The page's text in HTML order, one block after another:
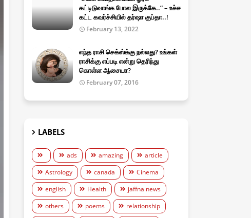
கட்டிடுவாங்க போல இருக்கே..” – உச்ச
கட்ட கவர்ச்சியில் தர்ஷா குப்தா..!
February 13, 2022
எந்த ராசி செக்ஸ்க்கு நல்லது? உங்கள்
ராசிக்கு எப்படி என்று தெரிந்து
கொள்ள ஆசையா?
February 07, 2016
LABELS
ads amazing
article
Astrology
canada
Cinema
english
Health
jaffna news
others
poems
relationship